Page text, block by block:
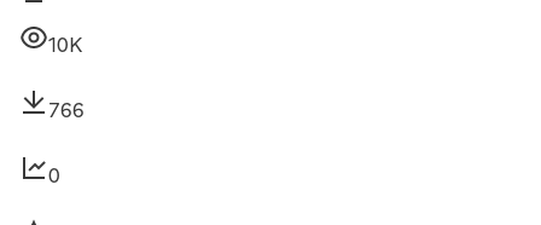
10K
766
0